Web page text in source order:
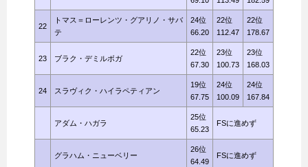
22
トマス＝ローレンツ・グアリノ・サバ
テ
24位
66.20
22位
112.47
22位
178.67
23 ブラク・デミルボガ
22位
67.30
23位
100.73
23位
168.03
24 スラヴィク・ハイラペティアン
19位
67.75
24位
100.09
24位
167.84
アダム・ハガラ
25位
65.23
FSに進めず
グラハム・ニューベリー
26位
64.49
FSに進めず